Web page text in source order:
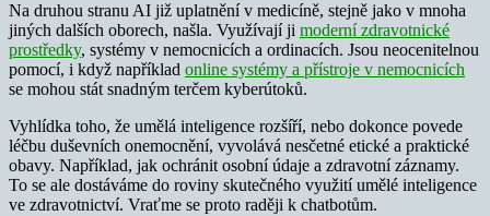
Na druhou stranu AI již uplatnění v medicíně, stejně jako v mnoha
jiných dalších oborech, našla. Využívají ji moderní zdravotnické
prostředky, systémy v nemocnicích a ordinacích. Jsou neocenitelnou
pomocí, i když například online systémy a přístroje v nemocnicích
se mohou stát snadným terčem kyberútoků.
Vyhlídka toho, že umělá inteligence rozšíří, nebo dokonce povede
léčbu duševních onemocnění, vyvolává nesčetné etické a praktické
obavy. Například, jak ochránit osobní údaje a zdravotní záznamy.
To se ale dostáváme do roviny skutečného využití umělé inteligence
ve zdravotnictví. Vraťme se proto raději k chatbotům.